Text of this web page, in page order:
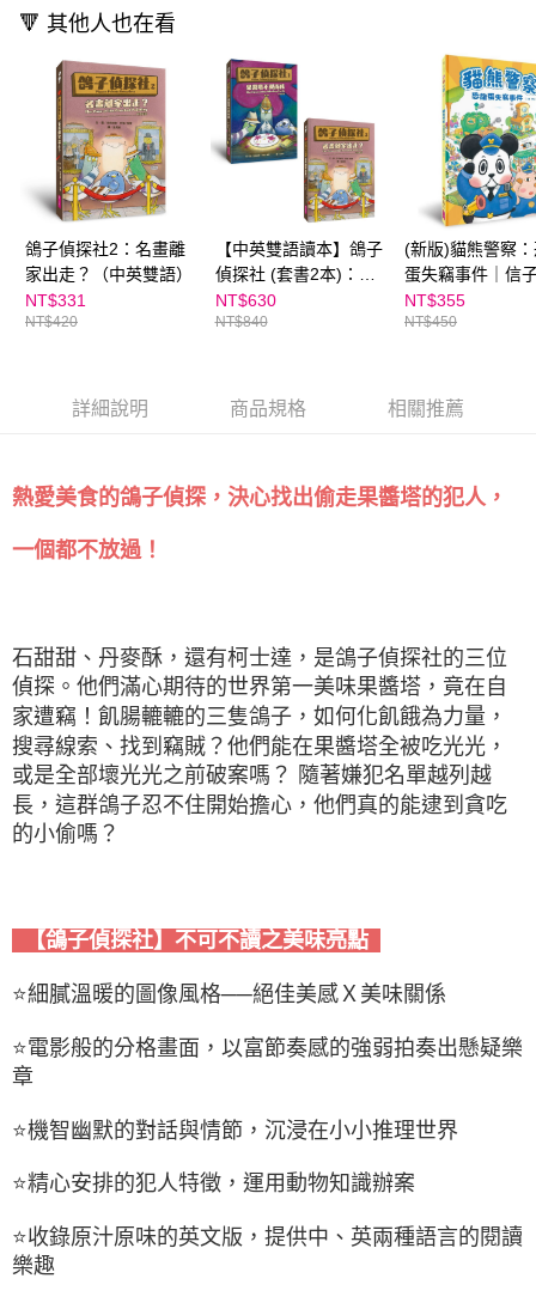
權轉讓予恩沛科技股份有限公司。
https://aftee.tw/terms/#terms3
３．未成年的使用者請事先徵得法定代理人或監護人之同意方可使用
「AFTEE先享後付」，若未經同意申辦者引起之損失，本公司不負相關責
４．使用「AFTEE先享後付」時，將依據個別帳號之用戶狀況，依本公司即
時審查核予不同之上限額度；若仍有額度不足之情形，本公司將視審查結果
請求用戶進行身份認證。
５．嚴禁一人註冊多個帳號或使用他人資訊註冊。若發現惡意使用之情形，
恩沛科技股份有限公司將有權停止該用戶之使用額度並採取法律行動。
🔻 其他人也在看
鴿子偵探社2：名畫離
家出走？（中英雙語）
NT$331
NT$420
【中英雙語讀本】鴿子
偵探社 (套書2本)：果
醬塔不翼而飛、名畫離
家出走
NT$630
NT$840
(新版)貓熊警察
蛋失竊事件｜信
NT$355
NT$450
詳細說明 商品規格 相關推薦
熱愛美食的鴿子偵探，決心找出偷走果醬塔的犯人，
一個都不放過！
石甜甜、丹麥酥，還有柯士達，是鴿子偵探社的三位
偵探。他們滿心期待的世界第一美味果醬塔，竟在自
家遭竊！飢腸轆轆的三隻鴿子，如何化飢餓為力量，
搜尋線索、找到竊賊？他們能在果醬塔全被吃光光，
或是全部壞光光之前破案嗎？ 隨著嫌犯名單越列越
長，這群鴿子忍不住開始擔心，他們真的能逮到貪吃
的小偷嗎？
【鴿子偵探社】不可不讀之美味亮點
⭐細膩溫暖的圖像風格──絕佳美感Ｘ美味關係
⭐電影般的分格畫面，以富節奏感的強弱拍奏出懸疑樂
章
⭐機智幽默的對話與情節，沉浸在小小推理世界
⭐精心安排的犯人特徵，運用動物知識辦案
⭐收錄原汁原味的英文版，提供中、英兩種語言的閱讀
樂趣